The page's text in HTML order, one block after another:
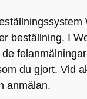
beställning. I
du gjort. Vid
anmälan.